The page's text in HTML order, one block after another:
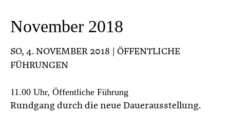
November 2018
SO, 4. NOVEMBER 2018 | ÖFFENTLICHE
FÜHRUNGEN
11.00 Uhr, Öffentliche Führung
Rundgang durch die neue Dauerausstellung.